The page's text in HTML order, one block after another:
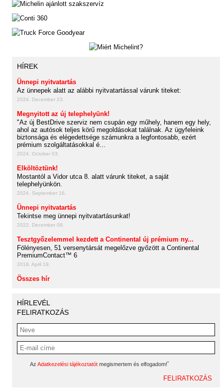
HÍREK
Ünnepi nyitvatartás
Az ünnepek alatt az alábbi nyitvatartással várunk titeket:
2024. December 23.
Megnyitott az új telephelyünk!
"Az új BestDrive szerviz nem csupán egy műhely, hanem egy hely,
ahol az autósok teljes körű megoldásokat találnak. Az ügyfeleink
biztonsága és elégedettsége számunkra a legfontosabb, ezért
prémium szolgáltatásokkal é...
2024. October 03.
Elköltöztünk!
Mostantól a Vidor utca 8. alatt várunk titeket, a saját
telephelyünkön.
2024. September 16.
Ünnepi nyitvatartás
Tekintse meg ünnepi nyitvatartásunkat!
2022. December 09.
Tesztgyőzelemmel kezdett a Continental új prémium ny...
Fölényesen, 51 versenytársát megelőzve győzött a Continental
PremiumContact™ 6
2018. April 19.
Összes hír
HÍRLEVÉL
FELIRATKOZÁS
Az Adatkezelési tájékoztatót megismertem és elfogadom!*